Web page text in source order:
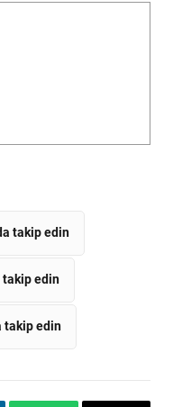
takip edin
takip edin
takip edin